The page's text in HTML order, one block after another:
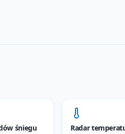
śniegu Radar